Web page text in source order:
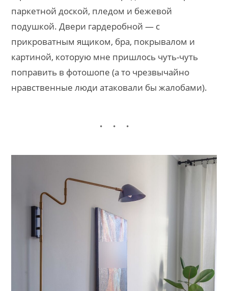
паркетной доской, пледом и бежевой
подушкой. Двери гардеробной — с
прикроватным ящиком, бра, покрывалом и
картиной, которую мне пришлось чуть-чуть
поправить в фотошопе (а то чрезвычайно
нравственные люди атаковали бы жалобами).